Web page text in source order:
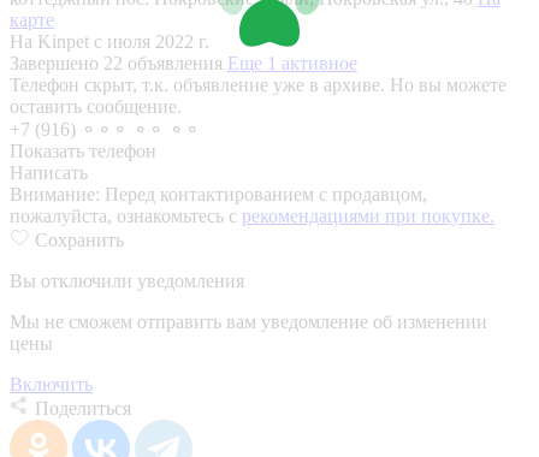
карте
На Kinpet c июля 2022 г.
Завершено 22 объявления Еще 1 активное
Телефон скрыт, т.к. объявление уже в архиве. Но вы можете
оставить сообщение.
+7 (916) ⚬⚬⚬ ⚬⚬ ⚬⚬
Показать телефон
Написать
Внимание: Перед контактированием с продавцом,
пожалуйста, ознакомьтесь с рекомендациями при покупке.
Сохранить
Вы отключили уведомления
Мы не сможем отправить вам уведомление об изменении
цены
Включить
Поделиться